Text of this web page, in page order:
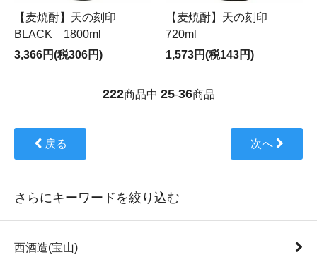
【麦焼酎】天の刻印
BLACK 1800ml
3,366円(税306円)
【麦焼酎】天の刻印
720ml
1,573円(税143円)
222商品中 25-36商品
戻る 次へ
さらにキーワードを絞り込む
西酒造(宝山)